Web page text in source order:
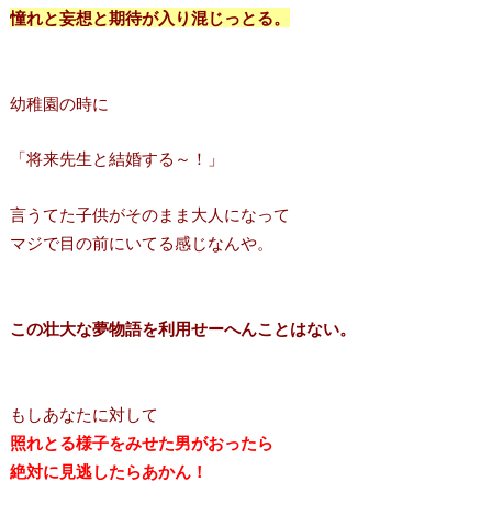
憧れと妄想と期待が入り混じっとる。
幼稚園の時に
「将来先生と結婚する～！」
言うてた子供がそのまま大人になって
マジで目の前にいてる感じなんや。
この壮大な夢物語を利用せーへんことはない。
もしあなたに対して
照れとる様子をみせた男がおったら
絶対に見逃したらあかん！